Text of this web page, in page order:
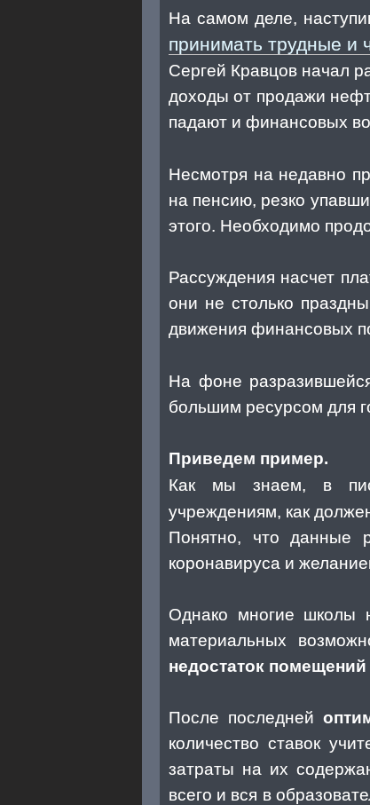
На самом деле,
принимать трудные и
Сергей Кравцов начал
доходы от продажи
падают и финансовых
Несмотря на недавно
на пенсию, резко
этого. Необходимо
Рассуждения насчет
они не столько
движения финансовых
На фоне
большим ресурсом для
Приведем пример.
Как мы знаем, в
учреждениям, как
Понятно, что данные
коронавируса и
Однако многие школы
материальных
недостаток помещений
После последней
количество ставок
затраты на их
всего и вся в